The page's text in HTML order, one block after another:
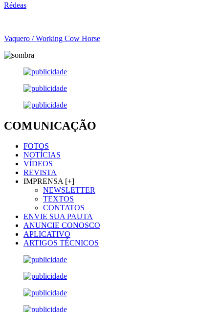
Rédeas
Vaquero / Working Cow Horse
COMUNICAÇÃO
FOTOS
NOTÍCIAS
VÍDEOS
REVISTA
IMPRENSA [+]
NEWSLETTER
TEXTOS
CONTATOS
ENVIE SUA PAUTA
ANUNCIE CONOSCO
APLICATIVO
ARTIGOS TÉCNICOS